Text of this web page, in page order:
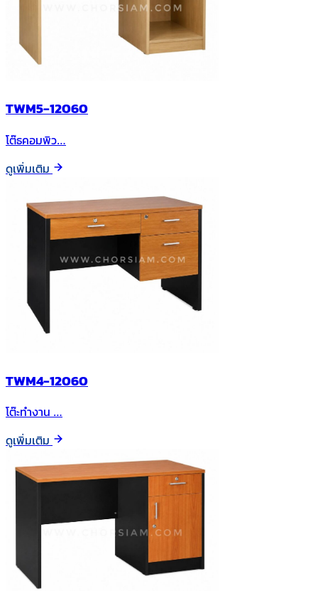
TWM5-12060
โต๊ธคอมพิว…
ดูเพิ่มเติม
TWM4-12060
โต๊ะทำงาน …
ดูเพิ่มเติม